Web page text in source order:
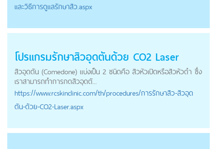
และวิธีการดูแลรักษาสิว.aspx
โปรแกรมรักษาสิวอุดตันด้วย CO2 Laser
สิวอุดตัน (Comedone) แบ่งเป็น 2 ชนิดคือ สิวหัวเปิดหรือสิวหัวดำ ซึ่ง
เราสามารถทำการกดสิวอุดตั...
https://www.rcskinclinic.com/th/procedures/การรักษาสิว-สิวอุด
ตัน-ด้วย-CO2-Laser.aspx